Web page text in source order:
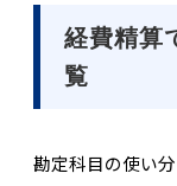
経費精算
覧
勘定科目の使い